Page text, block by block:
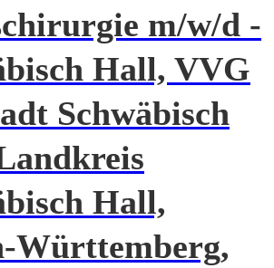
m/w/d -
Hall, VVG
Schwäbisch
Hall,
Württemberg,